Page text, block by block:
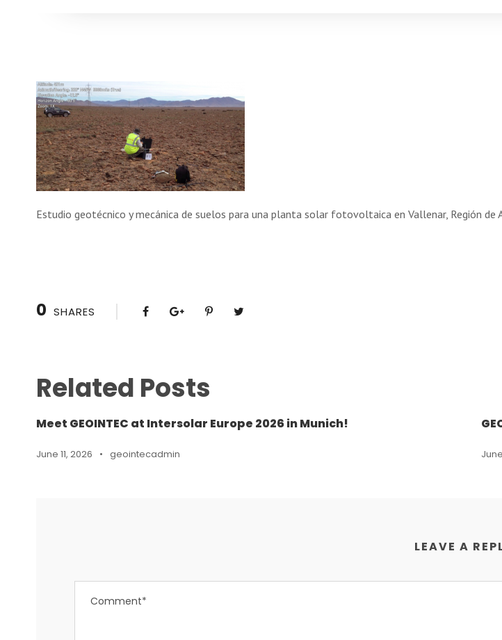
Estudio geotécnico y mecánica de suelos para una planta solar fotovoltaica en Vallenar, Región de
0 SHARES
Related Posts
Meet GEOINTEC at Intersolar Europe 2026 in Munich!
June 11, 2026 • geointecadmin
LEAVE A